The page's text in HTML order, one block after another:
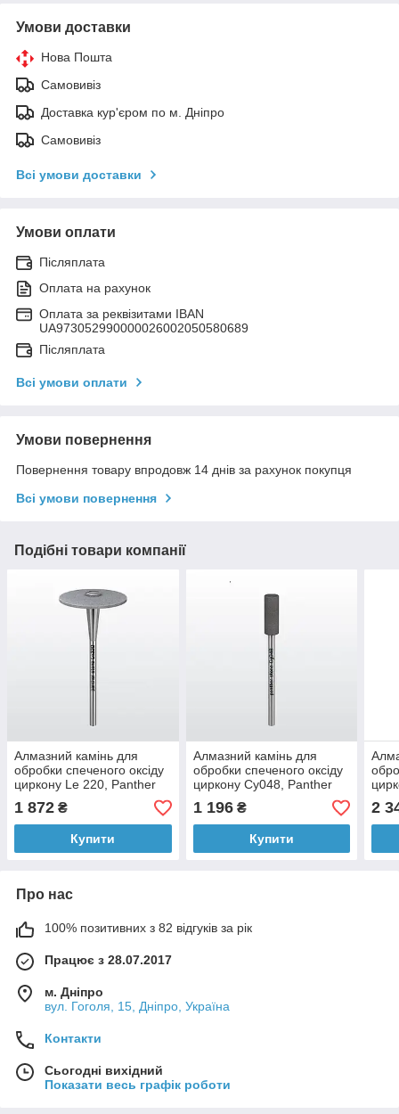
Умови доставки
Нова Пошта
Самовивіз
Доставка кур'єром по м. Дніпро
Самовивіз
Всі умови доставки
Умови оплати
Післяплата
Оплата на рахунок
Оплата за реквізитами IBAN
UA973052990000026002050580689
Післяплата
Всі умови оплати
Умови повернення
Повернення товару впродовж 14 днів за рахунок покупця
Всі умови повернення
Подібні товари компанії
Алмазний камінь для
обробки спеченого оксіду
циркону Le 220, Panther
(Німеччина)
1 872 ₴
Купити
Алмазний камінь для
обробки спеченого оксіду
циркону Cy048, Panther
(Німеччина)
1 196₴
Купити
2
Про нас
100% позитивних з 82 відгуків за рік
Працює з 28.07.2017
м. Дніпро
вул. Гоголя, 15, Дніпро, Україна
Контакти
Сьогодні вихідний
Показати весь графік роботи